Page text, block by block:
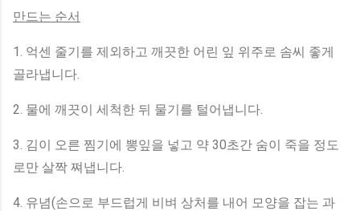
만드는 순서
1. 억센 줄기를 제외하고 깨끗한 어린 잎 위주로 솜씨 좋게
골라냅니다.
2. 물에 깨끗이 세척한 뒤 물기를 털어냅니다.
3. 김이 오른 찜기에 뽕잎을 넣고 약 30초간 숨이 죽을 정도
로만 살짝 쪄냅니다.
4. 유념(손으로 부드럽게 비벼 상처를 내어 모양을 잡는 과